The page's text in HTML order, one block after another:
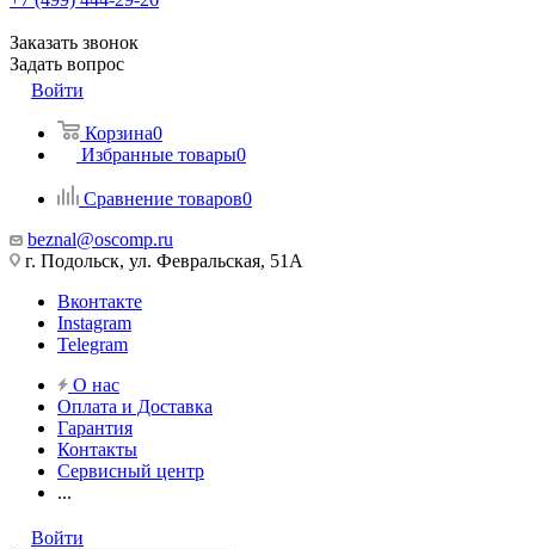
Заказать звонок
Задать вопрос
Войти
Корзина0
Избранные товары0
Сравнение товаров0
beznal@oscomp.ru
г. Подольск, ул. Февральская, 51А
Вконтакте
Instagram
Telegram
О нас
Оплата и Доставка
Гарантия
Контакты
Сервисный центр
...
Войти